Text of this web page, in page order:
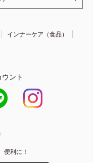
インナーケア（食品）
ント
便利に！